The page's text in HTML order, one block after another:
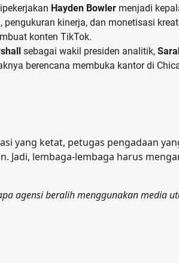
Hayden Bowler menjadi
kinerja, dan monetisasi
konten TikTok.
sebagai wakil presiden analitik,
berencana membuka kantor di
yang ketat, petugas pengadaan
Jadi, lembaga-lembaga harus
agensi beralih menggunakan media